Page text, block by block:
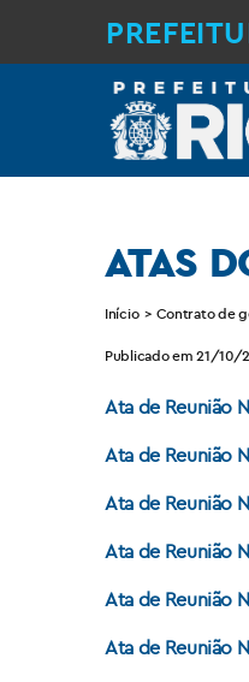
ATAS
Início > Contrato de
Publicado em 21/10/
Ata de Reunião
Ata de Reunião
Ata de Reunião
Ata de Reunião
Ata de Reunião
Ata de Reunião